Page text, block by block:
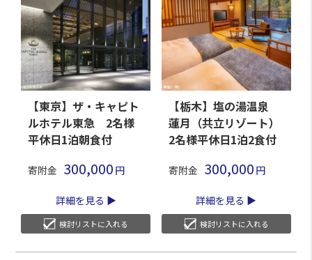
【東京】ザ・キャピト
ルホテル東急 2名様
平休日1泊朝食付
寄附金 300,000
詳細を見る
検討リストに入れる
【栃木】塩の湯温泉
蓮月（共立リゾート）
2名様平休日1泊2食付
寄附金 300,000
詳細を見る
検討リストに入れる